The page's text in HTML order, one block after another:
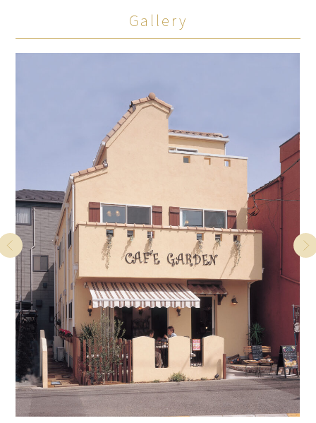
Gallery
おしゃれな店内は塗壁と木の張り、カウンター上の焼き瓦が
特徴的
ワンちゃんも一緒に利用可能なテラス席も素敵な雰囲気で
す。愛犬と一緒に散歩ついでに立ち寄りたいですね
パンを買いに来たついでについつい席に着き、ゆっくり珈琲
を楽しみたくなるような空間です